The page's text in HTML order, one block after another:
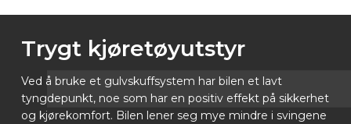
Trygt kjøretøyutstyr
Ved å bruke et gulvskuffsystem har bilen et lavt
tyngdepunkt, noe som har en positiv effekt på sikkerhet
og kjørekomfort. Bilen lener seg mye mindre i svingene